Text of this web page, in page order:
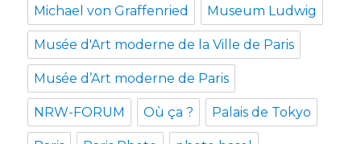
Michael von Graffenried Museum Ludwig
Musée d'Art moderne de la Ville de Paris
Musée d’Art moderne de Paris
NRW-FORUM Où ça ? Palais de Tokyo